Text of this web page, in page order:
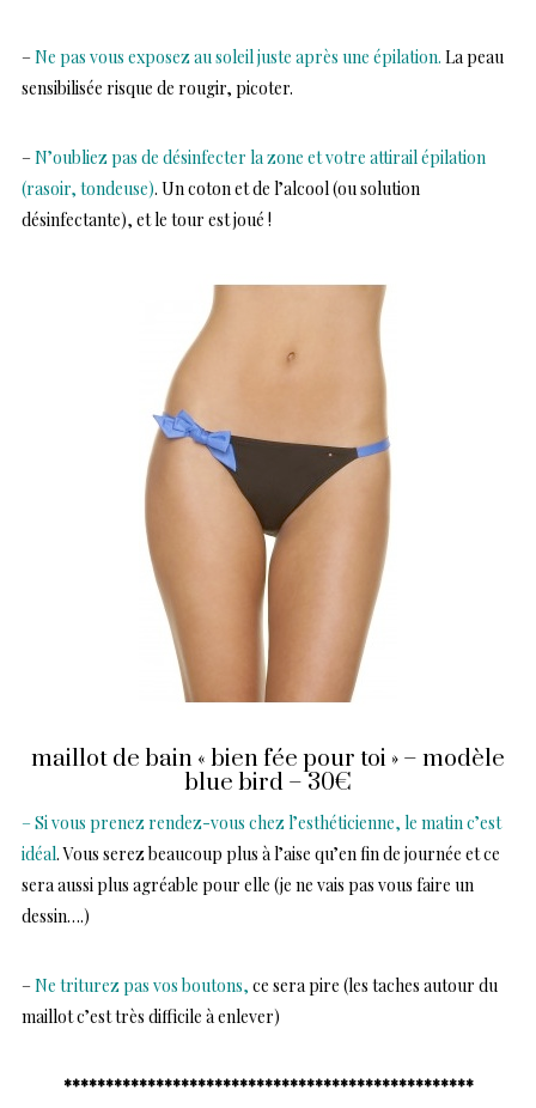
–Ne pas vous exposez au soleil juste après une épilation. La peau
sensibilisée risque de rougir, picoter.
–N’oubliez pas de désinfecter la zone et votre attirail épilation
(rasoir, tondeuse). Un coton et de l’alcool (ou solution
désinfectante), et le tour est joué !
maillot de bain « bien fée pour toi » – modèle
blue bird – 30€
– Si vous prenez rendez-vous chez l’esthéticienne, le matin c’est
idéal. Vous serez beaucoup plus à l’aise qu’en fin de journée et ce
sera aussi plus agréable pour elle (je ne vais pas vous faire un
dessin….)
–Ne triturez pas vos boutons, ce sera pire (les taches autour du
maillot c’est très difficile à enlever)
*************************************************